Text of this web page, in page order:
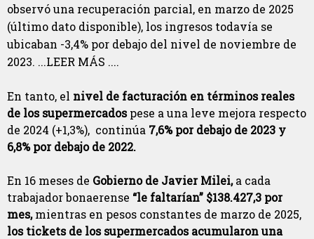
observó una recuperación parcial, en marzo de 2025
(último dato disponible), los ingresos todavía se
ubicaban -3,4% por debajo del nivel de noviembre de
2023. ...LEER MÁS ....
En tanto, el nivel de facturación en términos reales
de los supermercadospese a una leve mejora respecto
de 2024 (+1,3%), continúa 7,6% por debajo de 2023 y
6,8% por debajo de 2022.
En 16 meses de Gobierno de Javier Milei,a cada
trabajador bonaerense “le faltarían” $138.427,3 por
mes,mientras en pesos constantes de marzo de 2025,
los tickets de los supermercados acumularon una